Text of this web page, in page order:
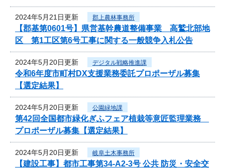
2024年5月21日更新 郡上農林事務所
【郡基第0601号】県営基幹農道整備事業 高鷲北部地
区 第1工区第6号工事に関する一般競争入札公告
2024年5月20日更新 デジタル戦略推進課
令和6年度市町村DX支援業務委託プロポーザル募集
【選定結果】
2024年5月20日更新 公園緑地課
第42回全国都市緑化ぎふフェア植栽等意匠監理業務
プロポーザル募集【選定結果】
2024年5月20日更新 岐阜土木事務所
【建設工事】都市工事第34-A2-3号 公共 防災・安全交